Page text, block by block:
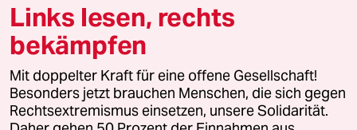
© 2026 taz Verlags und Vertriebs GmbH
Alle Rechte vorbehalten. Bei rechtlichen Fragen oder für Genehmigungen
wenden Sie sich bitte an
lizenzen@taz.de
Links lesen, rechts
bekämpfen
Mit doppelter Kraft für eine offene Gesellschaft!
Besonders jetzt brauchen Menschen, die sich gegen
Rechtsextremismus einsetzen, unsere Solidarität.